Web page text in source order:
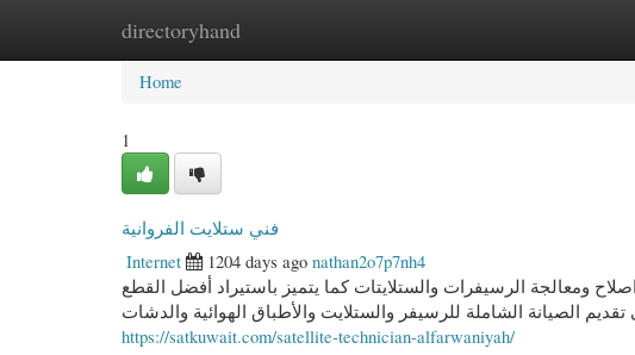
directoryhand
Home New Site Listings
Home
1
فني ستلايت الفروانية
Internet
1204 days ago nathan2o7p7nh4
ومعالجة الرسيفرات والستلايتات كما يتميز باستيراد أفضل القطع
الصيانة الشاملة للرسيفر والستلايت والأطباق الهوائية والدشات
https://satkuwait.com/satellite-technician-alfarwaniyah/